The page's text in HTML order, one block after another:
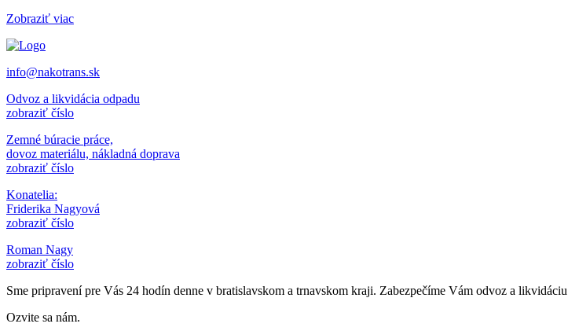
Zobraziť viac
info@nakotrans.sk
Odvoz a likvidácia odpadu
zobraziť číslo
Zemné búracie práce,
dovoz materiálu, nákladná doprava
zobraziť číslo
Konatelia:
Friderika Nagyová
zobraziť číslo
Roman Nagy
zobraziť číslo
Sme pripravení pre Vás 24 hodín denne v bratislavskom a trnavskom kraji. Zabezpečíme Vám odvoz a
Ozvite sa nám.